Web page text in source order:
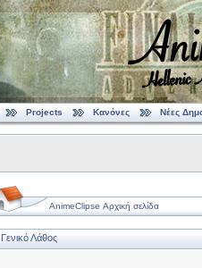
Projects Κανόνες Νέες
AnimeClipse Αρχική σελίδα
Γενικό Λάθος